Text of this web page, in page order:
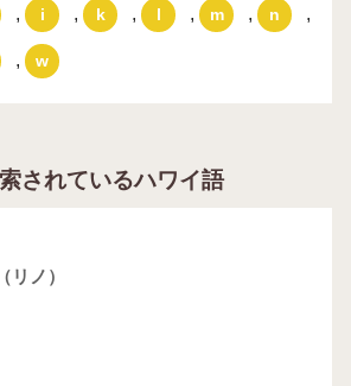
, i , k , l , m , n ,
, w
されているハワイ語
リノ）